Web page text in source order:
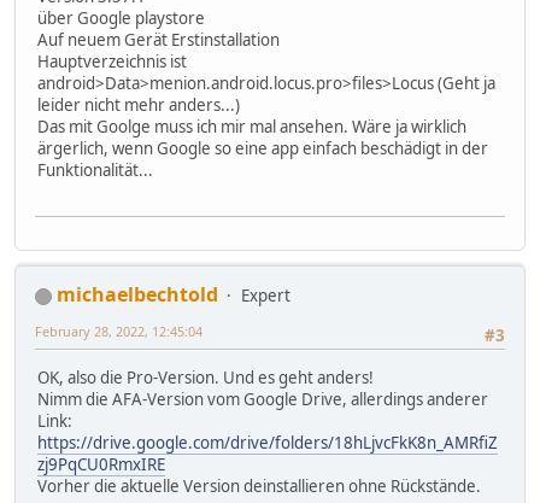
über Google playstore
Auf neuem Gerät Erstinstallation
Hauptverzeichnis ist
android>Data>menion.android.locus.pro>files>Locus (Geht ja
leider nicht mehr anders...)
Das mit Goolge muss ich mir mal ansehen. Wäre ja wirklich
ärgerlich, wenn Google so eine app einfach beschädigt in der
Funktionalität...
michaelbechtold
Expert
#3
February 28, 2022, 12:45:04
OK, also die Pro-Version. Und es geht anders!
Nimm die AFA-Version vom Google Drive, allerdings anderer
Link:
https://drive.google.com/drive/folders/18hLjvcFkK8n_AMRfiZ
zj9PqCU0RmxIRE
Vorher die aktuelle Version deinstallieren ohne Rückstände.